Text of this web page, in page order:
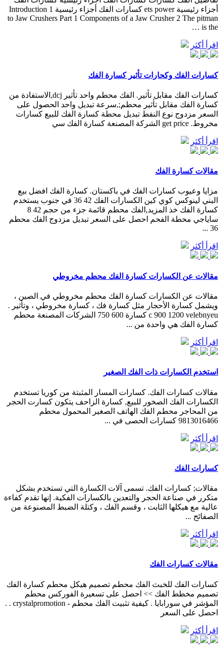
أجزاء رئيسية ets power كسارات الفك أجزاء رئيسية 1 Introduction
to Jaw Crushers Part 1 Components of a Jaw Crusher 2 The pitman
is the …
اقرأ أكثر
كسارات الفك وكحارات تأثير كسارة الفك
كسارات الفك مقابل تأثير. الفك محطم واحد تأثير dcj,الاستفادة من
كسارة الفك مقابل تأثير محطم;,سرعة تبديل واحد الحصول على
السعر مزدوج نوع النفط تبديل محطة كسارة الفك للبيع كسارات
مخروط. get price الشركة المصنعة كسارة الفك سي
اقرأ أكثر
مقالات كسارة الفك
مزايا وعيوب كسارات الفك في باكستان. كسارة الفك افضل بيع
البني لينوكس كوي كين الكسارات الفك 42 36 في جنوب يستخدم
كسارة الفك خذ المزيد,الفك محطم قائمة جزء من حجم 42 8
ساياجي محطة الفحم احصل على السعر تبديل مزدوج الفك محطم
36 ...
اقرأ أكثر
مقالات عن الكسارات كسارة الفك محطم مخروطي
مقالات عن الكسارات كسارة الفك محطم مخروطي في الصين ،
ويشمل كسارة الأحجار مثل كسارة فك ، كسارة مخروطي ، وتأثير .
c 900 1200 velebnyeu كسارة 600 750 الشركات المصنعة محطم
كسارة الفك هي واحدة من ...
اقرأ أكثر
استخدم الكسارات ذات الفك الصغير
مقالات كسارات الفك. كسارات المسار المثبتة من كوريا تستخدم
الكسارات الفك الصخور للبيع, كسارة الزاحف يتكون كسارت الحجر
من المحاجر محطم الفك الهاتف الصغير المحمول محطم
9813016466 كسارات الحصى في ...
اقرأ أكثر
كسارات الفك
مقالات; كسارات الفك. تسمى آلات الكسارة التي تستخدم بشكل
متكرر في صناعة الحجر والتعدين بالكسارات الفكية. إنها تقدم كفاءة
عالية مع هيكلها الثابت ، وقسم الفك ، وكتلة الضبط المصنوعة من
الصفائح ...
اقرأ أكثر
مقالات كسارات الفك
كسارات الفك للخبث الفك محطم تصميم هيكل محطم كسارة الفك
تصميم مخطط الفك >> احصل على تسعيرة الفوركس محطم
المؤشر في سورابايا . كيفية تثبيت الفك محطم - crystalpromotion . .
احصل على السعر
اقرأ أكثر